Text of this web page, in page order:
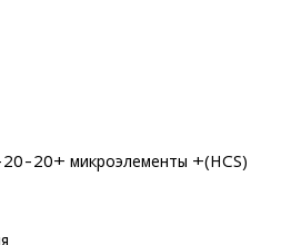
20+ микроэлементы +(HCS)